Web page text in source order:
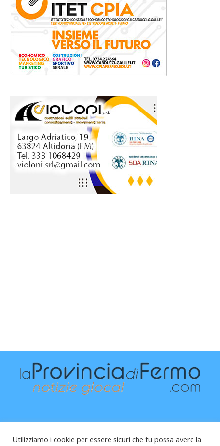
Utilizziamo i cookie per essere sicuri che tu possa avere la